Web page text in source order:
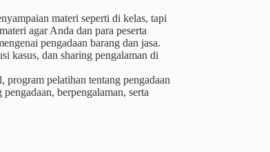
materi seperti di kelas, tapi
agar Anda dan para peserta
pengadaan barang dan jasa.
kasus, dan sharing pengalaman di
program pelatihan tentang pengadaan
berpengalaman, serta